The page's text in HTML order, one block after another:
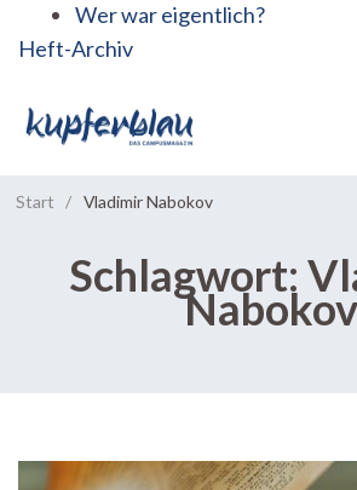
Wer war eigentlich?
Heft-Archiv
Start / Vladimir Nabokov
Schlagwort:
Nabokov